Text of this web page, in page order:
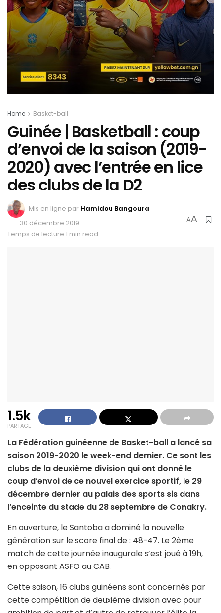
Home Basket-ball
Guinée | Basketball : coup
d’envoi de la saison (2019-
2020) avec l’entrée en lice
des clubs de la D2
Mis en ligne par Hamidou Bangoura
30 décembre 2019
Temps de lecture:1 min read
AA
1.5k
PARTAGE
La Fédération guinéenne de Basket-ball a lancé sa
saison 2019-2020 le week-end dernier. Ce sont les
clubs de la deuxième division qui ont donné le
coup d’envoi de ce nouvel exercice sportif, le 29
décembre dernier au palais des sports sis dans
l’enceinte du stade du 28 septembre de Conakry.
En ouverture, le Santoba a dominé la nouvelle
génération sur le score final de : 48-47. Le 2ème
match de cette journée inaugurale s’est joué à 19h,
en opposant ASFO au CAB.
Cette saison, 16 clubs guinéens sont concernés par
cette compétition de deuxième division avec pour